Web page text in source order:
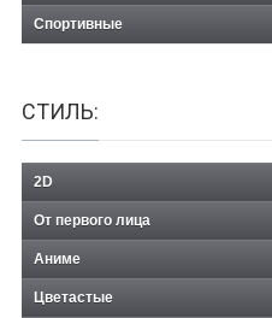
Спортивные
СТИЛЬ:
2D
От первого лица
Аниме
Цветастые